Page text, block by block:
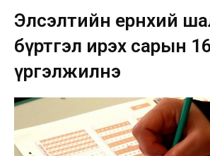
Элсэлтийн ерөнхий
бүртгэл ирэх сарын
үргэлжилнэ